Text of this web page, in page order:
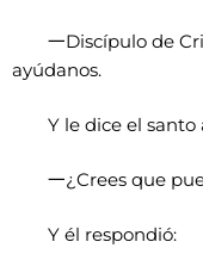
一Discípulo de
ayúdanos.
Y le dice el santo
一¿Crees que
Y él respondió: